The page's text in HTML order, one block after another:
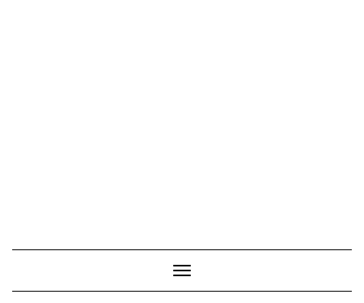
Cambiar modo de navegación